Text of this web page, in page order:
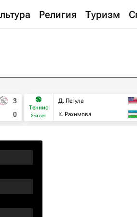
Религия Туризм
3
0
Теннис
2-й сет
Д. Пегула
К. Рахимова